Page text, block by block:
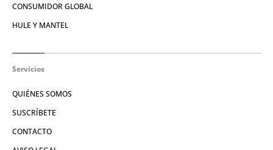
CONSUMIDOR GLOBAL
HULE Y MANTEL
Servicios
QUIÉNES SOMOS
SUSCRÍBETE
CONTACTO